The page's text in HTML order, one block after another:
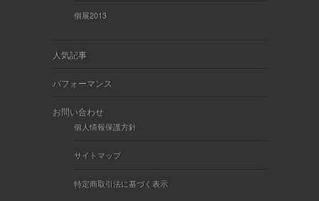
個展2013
人気記事
パフォーマンス
お問い合わせ
個人情報保護方針
サイトマップ
特定商取引法に基づく表示